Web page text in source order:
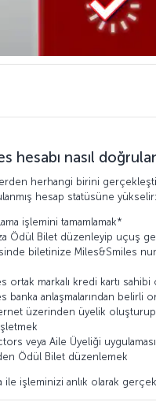
hesabı nasıl
herhangi birini
hesap statüsüne yükselir:
işlemini tamamlamak*
Ödül Bilet düzenleyip uçuş
biletinize Miles&Smiles
ortak markalı kredi kartı sahibi
banka anlaşmalarından belirli
üzerinden üyelik
veya Aile Üyeliği
Ödül Bilet düzenlemek
ile işleminizi anlık olarak